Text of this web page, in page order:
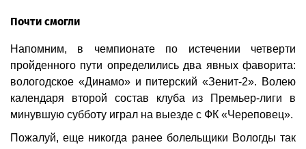
Почти смогли
Напомним, в чемпионате по истечении четверти
пройденного пути определились два явных фаворита:
вологодское «Динамо» и питерский «Зенит-2». Волею
календаря второй состав клуба из Премьер-лиги в
минувшую субботу играл на выезде с ФК «Череповец».
Пожалуй, еще никогда ранее болельщики Вологды так